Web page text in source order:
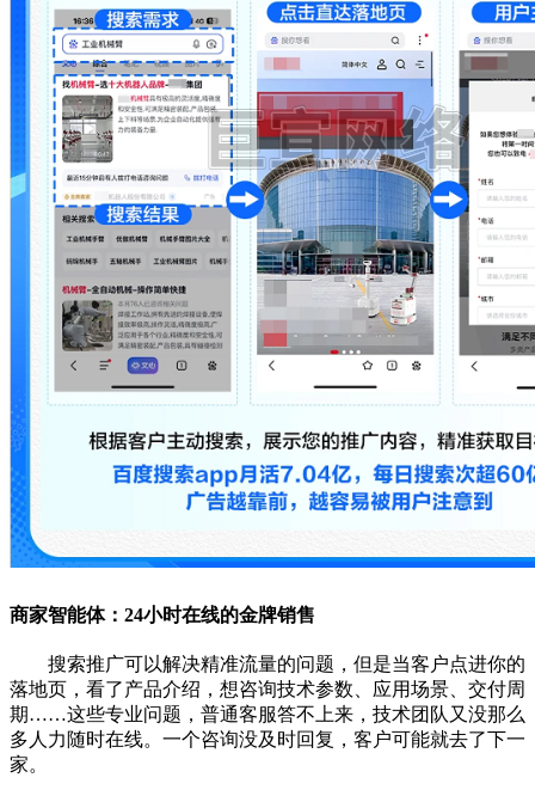
商家智能体：24小时在线的金牌销售
搜索推广可以解决精准流量的问题，但是当客户点进你的
落地页，看了产品介绍，想咨询技术参数、应用场景、交付周
期……这些专业问题，普通客服答不上来，技术团队又没那么
多人力随时在线。一个咨询没及时回复，客户可能就去了下一
家。